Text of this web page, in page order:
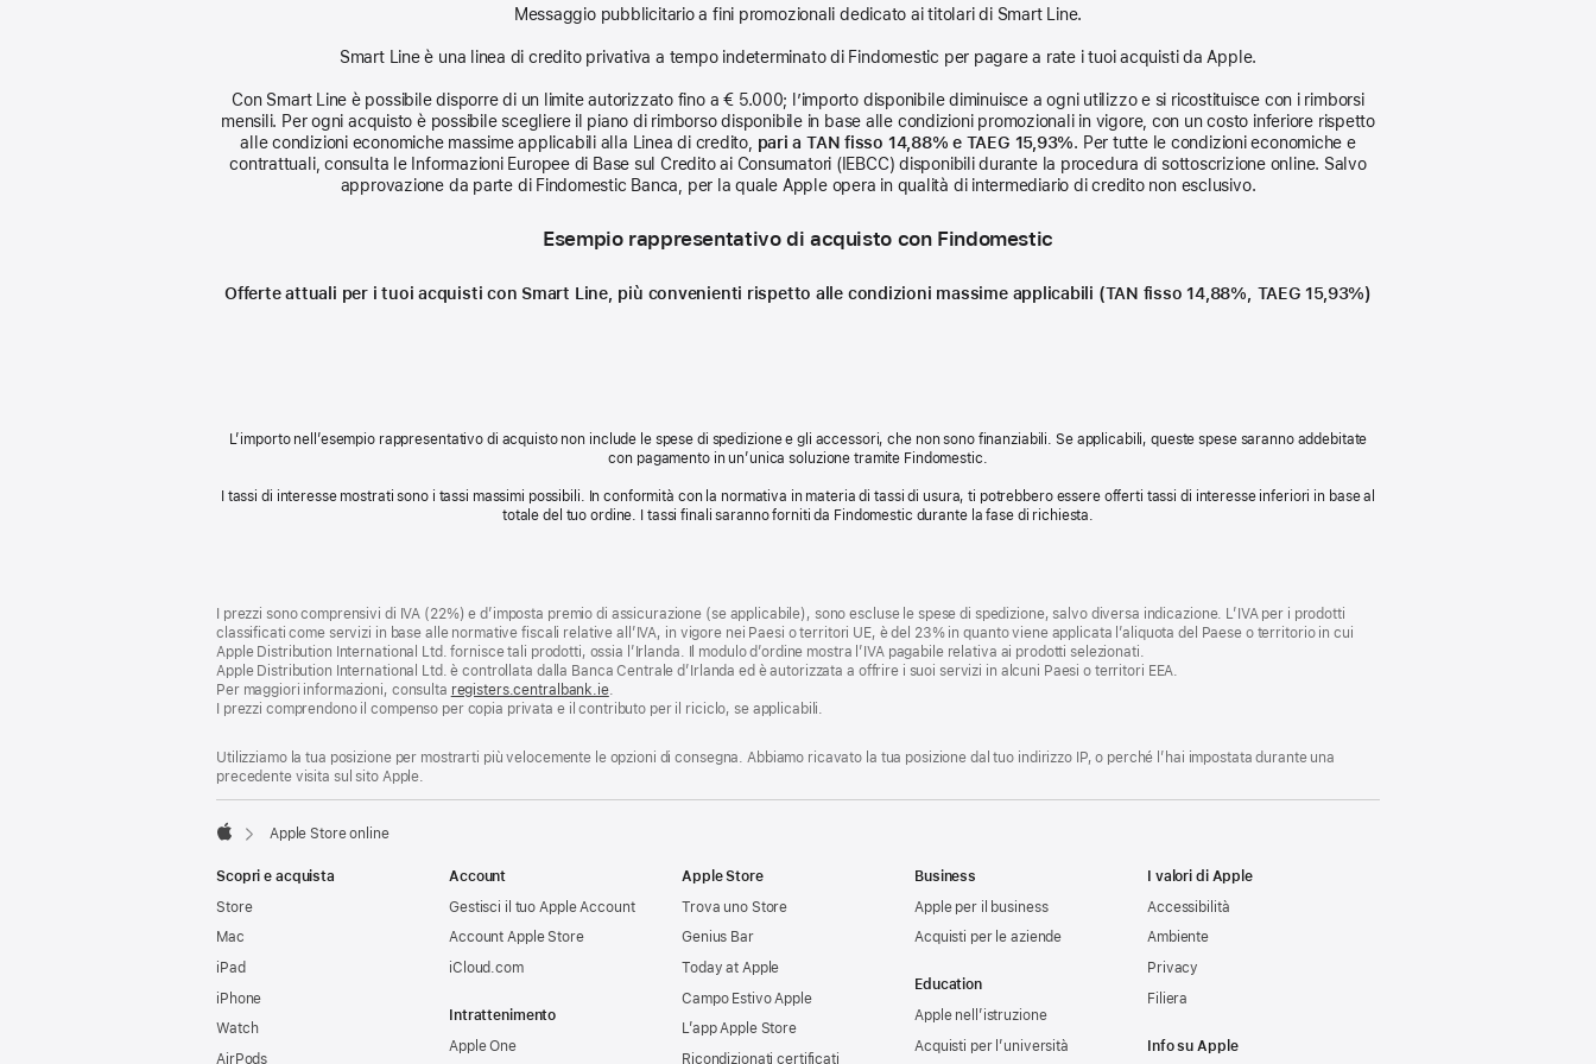
Messaggio pubblicitario a fini promozionali dedicato ai titolari di Smart Line.
Smart Line è una linea di credito privativa a tempo indeterminato di Findomestic per pagare a rate i tuoi acquisti da Apple.
Con Smart Line è possibile disporre di un limite autorizzato fino a € 5.000; l’importo disponibile diminuisce a ogni utilizzo e si ricostituisce con i rimborsi
mensili. Per ogni acquisto è possibile scegliere il piano di rimborso disponibile in base alle condizioni promozionali in vigore, con un costo inferiore rispetto
alle condizioni economiche massime applicabili alla Linea di credito, pari a TAN fisso 14,88% e TAEG 15,93%. Per tutte le condizioni economiche e
contrattuali, consulta le Informazioni Europee di Base sul Credito ai Consumatori (IEBCC) disponibili durante la procedura di sottoscrizione online. Salvo
approvazione da parte di Findomestic Banca, per la quale Apple opera in qualità di intermediario di credito non esclusivo.
Esempio rappresentativo di acquisto con Findomestic
Offerte attuali per i tuoi acquisti con Smart Line, più convenienti rispetto alle condizioni massime applicabili (TAN fisso 14,88%, TAEG 15,93%)
L’importo nell’esempio rappresentativo di acquisto non include le spese di spedizione e gli accessori, che non sono finanziabili. Se applicabili, queste spese saranno addebitate
con pagamento in un’unica soluzione tramite Findomestic.
I tassi di interesse mostrati sono i tassi massimi possibili. In conformità con la normativa in materia di tassi di usura, ti potrebbero essere offerti tassi di interesse inferiori in base al
totale del tuo ordine. I tassi finali saranno forniti da Findomestic durante la fase di richiesta.
di
pagina
a
piè
di
pagina
I prezzi sono comprensivi di IVA (22%) e d’imposta premio di assicurazione (se applicabile), sono escluse le spese di spedizione, salvo diversa indicazione. L’IVA per i prodotti
classificati come servizi in base alle normative fiscali relative all’IVA, in vigore nei Paesi o territori UE, è del 23% in quanto viene applicata l’aliquota del Paese o territorio in cui
Apple Distribution International Ltd. fornisce tali prodotti, ossia l’Irlanda. Il modulo d’ordine mostra l’IVA pagabile relativa ai prodotti selezionati.
Apple Distribution International Ltd. è controllata dalla Banca Centrale d’Irlanda ed è autorizzata a offrire i suoi servizi in alcuni Paesi o territori EEA.
Per maggiori informazioni, consulta registers.centralbank.ie.
I prezzi comprendono il compenso per copia privata e il contributo per il riciclo, se applicabili.
Utilizziamo la tua posizione per mostrarti più velocemente le opzioni di consegna. Abbiamo ricavato la tua posizione dal tuo indirizzo IP, o perché l’hai impostata durante una
precedente visita sul sito Apple.
Apple Store online
Scopri e acquista
Store
Mac
iPad
iPhone
Watch
AirPods
Account
Gestisci il tuo Apple Account
Account Apple Store
iCloud.com
Intrattenimento
Apple One
Apple Store
Trova uno Store
Genius Bar
Today at Apple
Campo Estivo Apple
L’app Apple Store
Ricondizionati certificati
Business
Apple per il business
Acquisti per le aziende
Education
Apple nell’istruzione
Acquisti per l’università
I valori di Apple
Accessibilità
Ambiente
Privacy
Filiera
Info su Apple